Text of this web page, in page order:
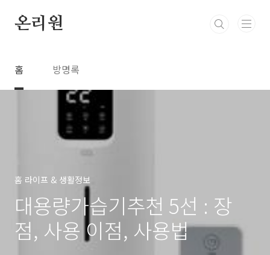
온리원
홈 방명록
홈 라이프 & 생활정보
대용량가습기추천 5선 : 장
점, 사용 이점, 사용법